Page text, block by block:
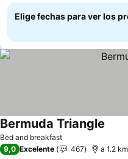
Elige fechas para ver los
Bed and breakfast
Bermuda Triangle
9,0 Excelente 467 a 1.2